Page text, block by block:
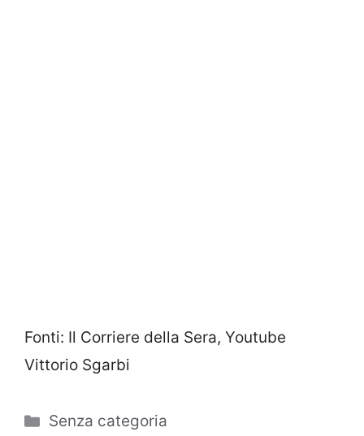
Fonti: Il Corriere della Sera, Youtube
Vittorio Sgarbi
Categorie
Senza categoria